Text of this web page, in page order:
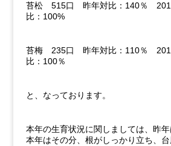
苔松 515口 昨年対比： 140％
比： 100%
苔梅 235口 昨年対比： 110％
比： 100％
と、なっております。
本年の生育状況に関しましては、昨年
本年はその分、根がしっかり立ち、